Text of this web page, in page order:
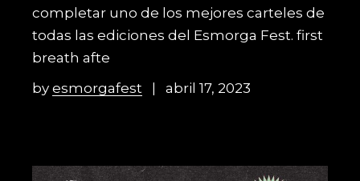
completar uno de los mejores carteles de
todas las ediciones del Esmorga Fest. first
breath afte
byesmorgafest abril 17, 2023